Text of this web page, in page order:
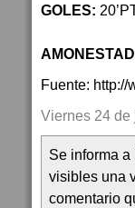
GOLES:
Fuente: http://
Viernes 24 de
Se informa
visibles una
comentario